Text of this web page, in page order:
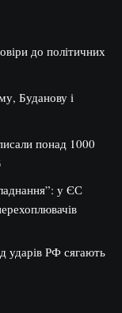
до політичних
Буданову і
понад 1000
у ЄС
ударів РФ сягають